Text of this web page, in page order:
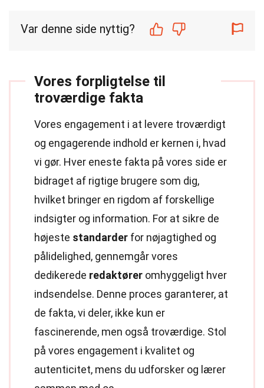
Var denne side nyttig?
Vores forpligtelse til
troværdige fakta
Vores engagement i at levere troværdigt
og engagerende indhold er kernen i, hvad
vi gør. Hver eneste fakta på vores side er
bidraget af rigtige brugere som dig,
hvilket bringer en rigdom af forskellige
indsigter og information. For at sikre de
højeste standarder for nøjagtighed og
pålidelighed, gennemgår vores
dedikerede redaktører omhyggeligt hver
indsendelse. Denne proces garanterer, at
de fakta, vi deler, ikke kun er
fascinerende, men også troværdige. Stol
på vores engagement i kvalitet og
autenticitet, mens du udforsker og lærer